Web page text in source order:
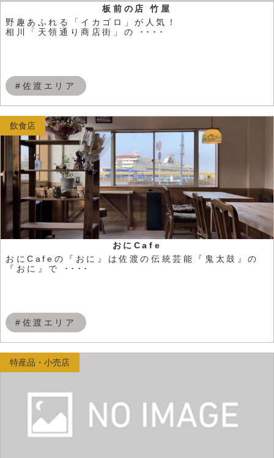
板前の店 竹屋
野趣あふれる「イカゴロ」が人気！
相川「天領通り商店街」の ････
#佐渡エリア
おにCafe
おにCafeの『おに』は佐渡の伝統芸能『鬼太鼓』の
『おに』で ････
#佐渡エリア
飲食店
特産品・小売店